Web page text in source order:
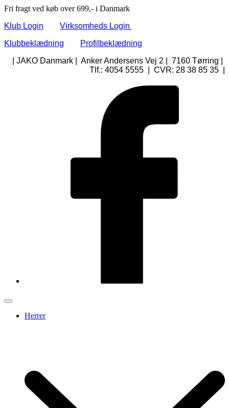
Fri fragt ved køb over 699,- i Danmark
Klub Login
Virksomheds Login
Klubbeklædning
Profilbeklædning
| JAKO Danmark | Anker Andersens Vej 2 | 7160 Tørring |
Tlf.: 4054 5555 | CVR: 28 38 85 35 |
Herrer